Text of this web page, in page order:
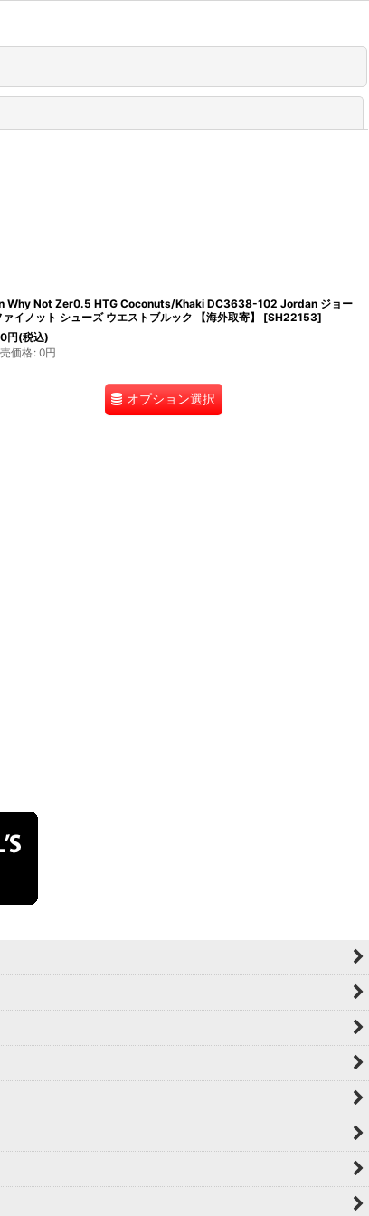
Why Not Zer0.5 HTG Coconuts/Khaki DC3638-102 Jordan ジョー
ァイノット シューズ ウエストブルック 【海外取寄】
[SH22153]
円(税込)
価格: 0円
オプション選択